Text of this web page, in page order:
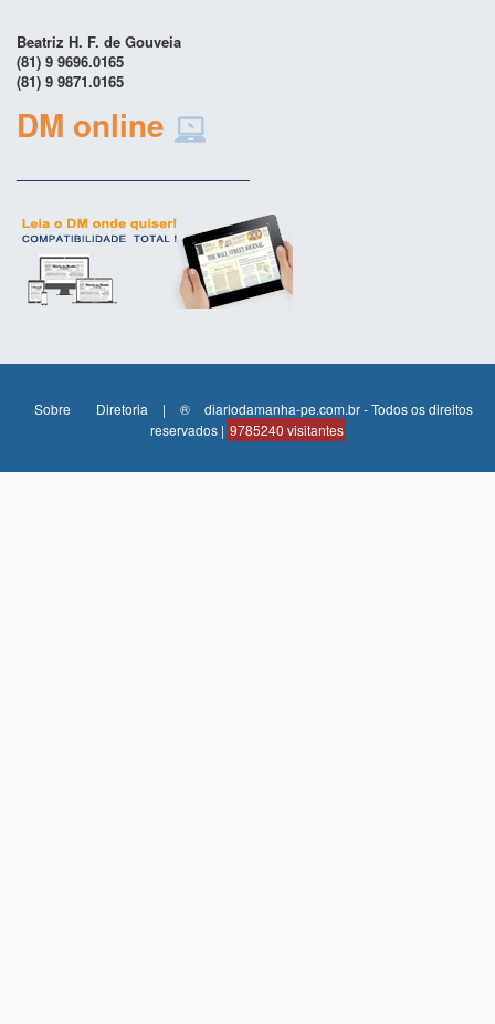
Beatriz H. F. de Gouveia
(81) 9 9696.0165
(81) 9 9871.0165
DM online
Sobre Diretoria | ®
diariodamanha-pe.com.br - Todos os direitos
reservados | 9785240 visitantes